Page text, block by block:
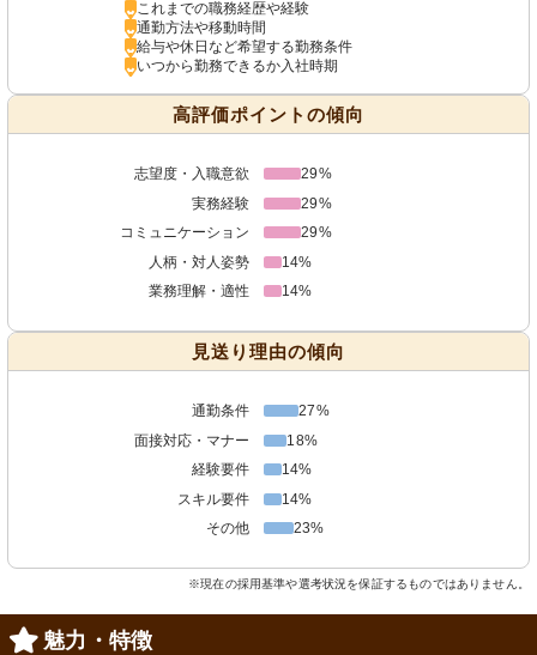
これまでの職務経歴や経験
通勤方法や移動時間
給与や休日など希望する勤務条件
いつから勤務できるか入社時期
高評価ポイントの傾向
志望度・入職意欲
29%
実務経験
29%
コミュニケーション
29%
人柄・対人姿勢
14%
業務理解・適性
14%
見送り理由の傾向
通勤条件
27%
面接対応・マナー
18%
経験要件
14%
スキル要件
14%
その他
23%
※現在の採用基準や選考状況を保証するものではありません。
魅力・特徴